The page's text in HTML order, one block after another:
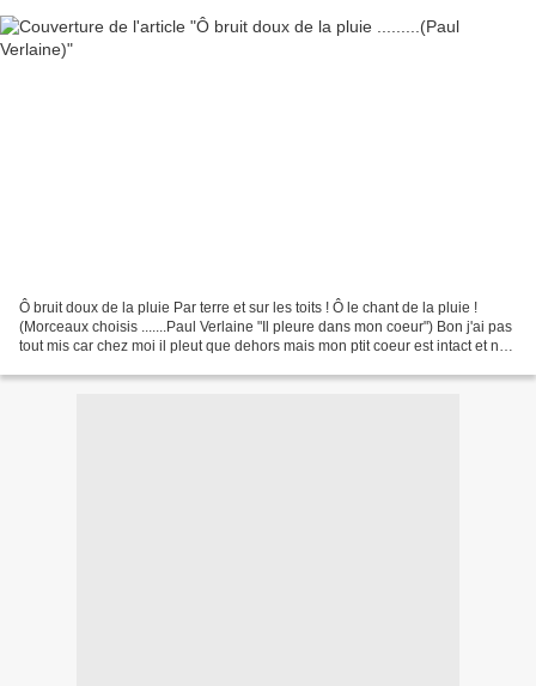
Ô bruit doux de la pluie Par terre et sur les toits ! Ô le chant de la pluie !
(Morceaux choisis .......Paul Verlaine "Il pleure dans mon coeur") Bon j'ai pas
tout mis car chez moi il pleut que dehors mais mon ptit coeur est intact et ne